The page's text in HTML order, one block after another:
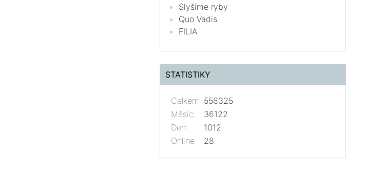
Slyšíme ryby
Quo Vadis
FILIA
STATISTIKY
Online: 28
Celkem: 556325
Měsíc:
36122
Den:
1012